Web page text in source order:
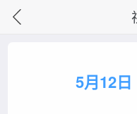
5月12日